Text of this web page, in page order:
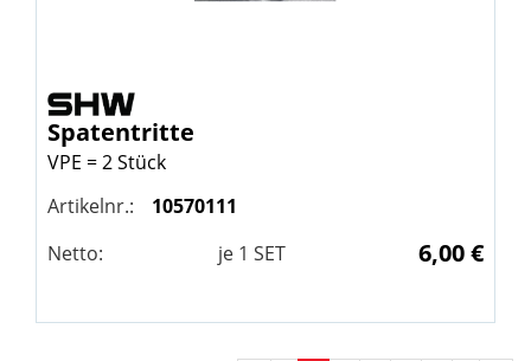
Spatentritte
VPE = 2 Stück
Artikelnr.:
10570111
Netto:
je 1 SET 6,00 €